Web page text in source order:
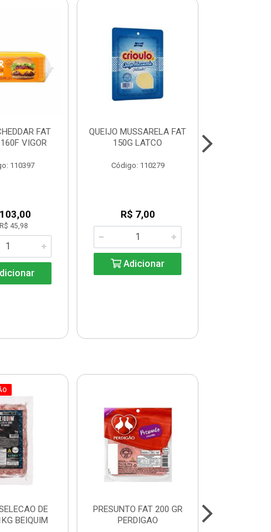
FAT
VIGOR
110397
45,98
QUEIJO MUSSARELA FAT
150G LATCO
Código: 110279
R$ 7,00
Adicionar
DE
BEIQUIM
PRESUNTO FAT 200 GR
PERDIGAO